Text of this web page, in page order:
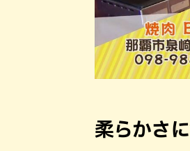
柔らかさ